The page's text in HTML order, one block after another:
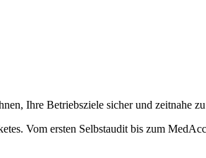
Ihre Betriebsziele sicher und zeitnahe
Vom ersten Selbstaudit bis zum